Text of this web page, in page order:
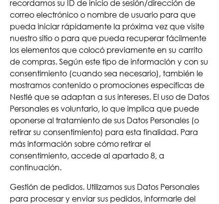
recordamos su ID de inicio de sesión/dirección de
correo electrónico o nombre de usuario para que
pueda iniciar rápidamente la próxima vez que visite
nuestro sitio o para que pueda recuperar fácilmente
los elementos que colocó previamente en su carrito
de compras. Según este tipo de información y con su
consentimiento (cuando sea necesario), también le
mostramos contenido o promociones específicas de
Nestlé que se adaptan a sus intereses. El uso de Datos
Personales es voluntario, lo que implica que puede
oponerse al tratamiento de sus Datos Personales (o
retirar su consentimiento) para esta finalidad. Para
más información sobre cómo retirar el
consentimiento, accede al apartado 8, a
continuación.
Gestión de pedidos. Utilizamos sus Datos Personales
para procesar y enviar sus pedidos, informarle del